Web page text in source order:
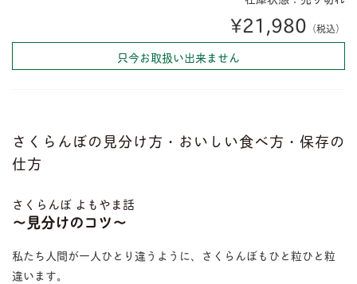
¥21,980 （税込）
只今お取扱い出来ません
さくらんぼの見分け方・おいしい食べ方・保存の
仕方
さくらんぼ よもやま話
〜見分けのコツ〜
私たち人間が一人ひとり違うように、さくらんぼもひと粒ひと粒
違います。